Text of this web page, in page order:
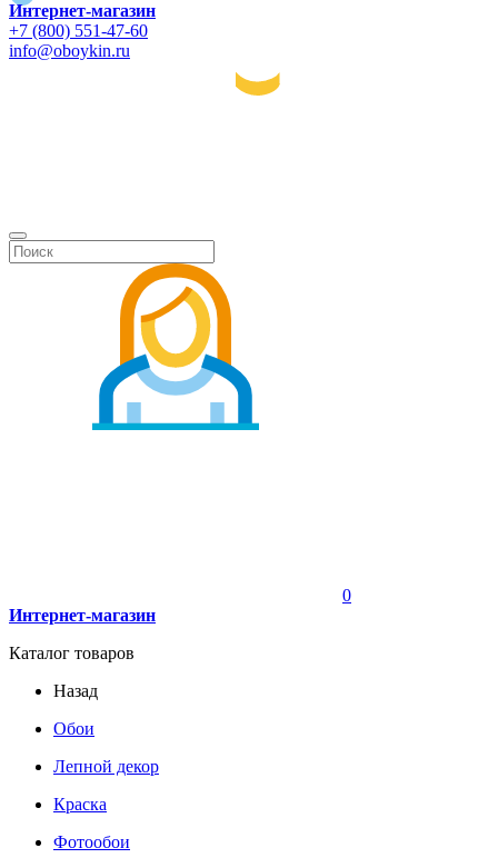
Интернет-магазин
+7 (800) 551-47-60
info@oboykin.ru
0
Интернет-магазин
Каталог товаров
Назад
Обои
Лепной декор
Краска
Фотообои